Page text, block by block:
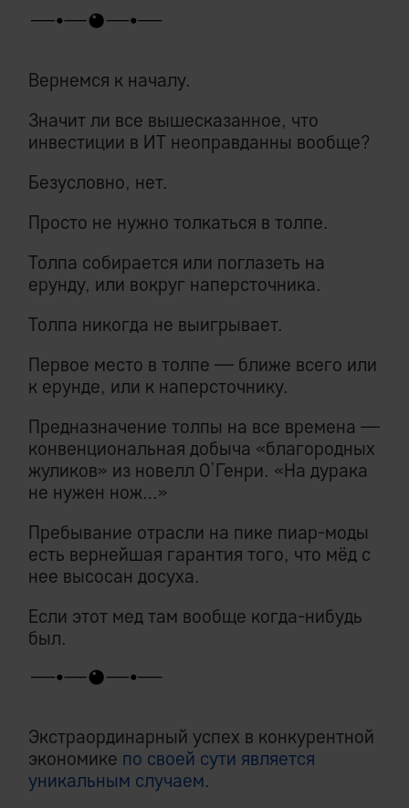
Вернемся к началу.
Значит ли все вышесказанное, что
инвестиции в ИТ неоправданны вообще?
Безусловно, нет.
Просто не нужно толкаться в толпе.
Толпа собирается или поглазеть на
ерунду, или вокруг наперсточника.
Толпа никогда не выигрывает.
Первое место в толпе — ближе всего или
к ерунде, или к наперсточнику.
Предназначение толпы на все времена —
конвенциональная добыча «благородных
жуликов» из новелл О’Генри. «На дурака
не нужен нож…»
Пребывание отрасли на пике пиар-моды
есть вернейшая гарантия того, что мёд с
нее высосан досуха.
Если этот мед там вообще когда-нибудь
был.
Экстраординарный успех в конкурентной
экономике по своей сути является
уникальным случаем.